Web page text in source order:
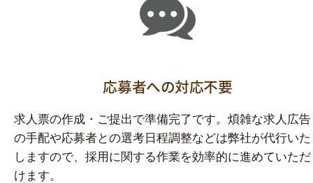
応募者への対応不要
求人票の作成・ご提出で準備完了です。煩雑な求人広告
の手配や応募者との選考日程調整などは弊社が代行いた
しますので、採用に関する作業を効率的に進めていただ
けます。